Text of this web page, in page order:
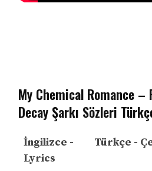
My Chemical Romance –
Decay Şarkı Sözleri
İngilizce -
Lyrics
Türkçe -